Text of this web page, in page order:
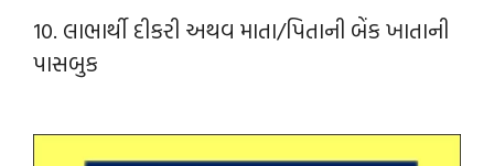
10. લાભાર્થી દીકરી અથવ માતા/પિતાની બેંક ખાતાની
પાસબુક